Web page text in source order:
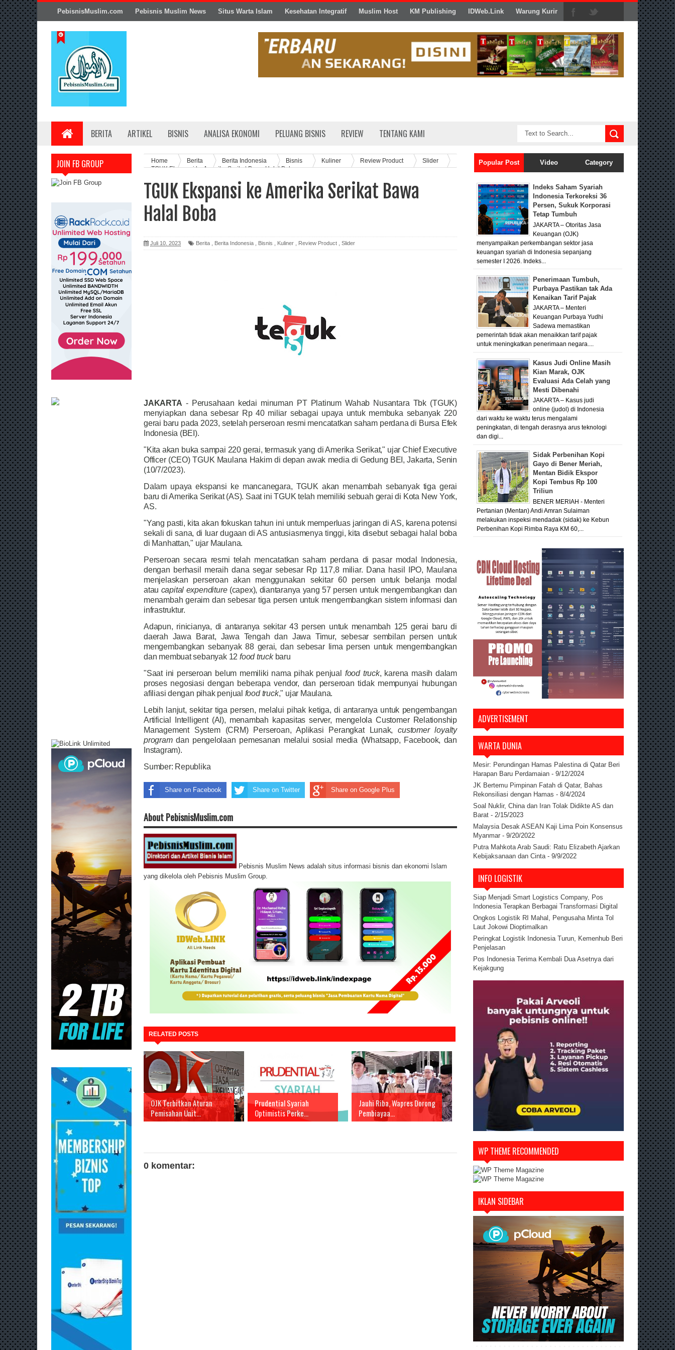
PebisnisMuslim.com Pebisnis Muslim News Situs Warta Islam Kesehatan Integratif Muslim Host KM Publishing IDWeb.Link Warung Kurir
BERITA ARTIKEL BISNIS ANALISA EKONOMI PELUANG BISNIS REVIEW TENTANG KAMI
JOIN FB GROUP Home Berita Berita Indonesia Bisnis Kuliner Review Product
Slider
TGUK Ekspansi ke Amerika Serikat Bawa Halal Boba
TGUK Ekspansi ke Amerika Serikat Bawa
Halal Boba
Juli 10, 2023 Berita Berita Indonesia Bisnis Kuliner Review Product Slider
JAKARTA - Perusahaan kedai minuman PT Platinum Wahab Nusantara Tbk (TGUK)
menyiapkan dana sebesar Rp 40 miliar sebagai upaya untuk membuka sebanyak 220
gerai baru pada 2023, setelah perseroan resmi mencatatkan saham perdana di Bursa Efek
Indonesia (BEI).
"Kita akan buka sampai 220 gerai, termasuk yang di Amerika Serikat," ujar Chief Executive
Officer (CEO) TGUK Maulana Hakim di depan awak media di Gedung BEI, Jakarta, Senin
(10/7/2023).
Dalam upaya ekspansi ke mancanegara, TGUK akan menambah sebanyak tiga gerai
baru di Amerika Serikat (AS). Saat ini TGUK telah memiliki sebuah gerai di Kota New York,
AS.
"Yang pasti, kita akan fokuskan tahun ini untuk memperluas jaringan di AS, karena potensi
sekali di sana, di luar dugaan di AS antusiasmenya tinggi, kita disebut sebagai halal boba
di Manhattan," ujar Maulana.
Perseroan secara resmi telah mencatatkan saham perdana di pasar modal Indonesia,
dengan berhasil meraih dana segar sebesar Rp 117,8 miliar. Dana hasil IPO, Maulana
menjelaskan perseroan akan menggunakan sekitar 60 persen untuk belanja modal
atau capital expenditure(capex), diantaranya yang 57 persen untuk mengembangkan dan
menambah geraim dan sebesar tiga persen untuk mengembangkan sistem informasi dan
infrastruktur.
Adapun, rinicianya, di antaranya sekitar 43 persen untuk menambah 125 gerai baru di
daerah Jawa Barat, Jawa Tengah dan Jawa Timur, sebesar sembilan persen untuk
mengembangkan sebanyak 88 gerai, dan sebesar lima persen untuk mengembangkan
dan membuat sebanyak 12 food truckbaru
"Saat ini perseroan belum memiliki nama pihak penjual food truck, karena masih dalam
proses negosiasi dengan beberapa vendor, dan perseroan tidak mempunyai hubungan
afiliasi dengan pihak penjual food truck," ujar Maulana.
Lebih lanjut, sekitar tiga persen, melalui pihak ketiga, di antaranya untuk pengembangan
Artificial Intelligent (AI), menambah kapasitas server, mengelola Customer Relationship
Management System (CRM) Perseroan, Aplikasi Perangkat Lunak,customer loyalty
programdan pengelolaan pemesanan melalui sosial media (Whatsapp, Facebook, dan
Instagram).
Sumber: Republika
Share on Facebook Share on Twitter Share on Google Plus
About PebisnisMuslim.com
Pebisnis Muslim News adalah situs informasi bisnis dan ekonomi Islam
yang dikelola oleh Pebisnis Muslim Group.
RELATED POSTS
OJK Terbitkan Aturan
Pemisahan Unit...
Prudential Syariah
Optimistis Perke...
Jauhi Riba, Wapres Dorong
Pembiayaa...
0 komentar:
Popular Post Video Category
Indeks Saham Syariah
Indonesia Terkoreksi 36
Persen, Sukuk Korporasi
Tetap Tumbuh
JAKARTA – Otoritas Jasa
Keuangan (OJK)
menyampaikan perkembangan sektor jasa
keuangan syariah di Indonesia sepanjang
semester I 2026. Indeks...
Penerimaan Tumbuh,
Purbaya Pastikan tak Ada
Kenaikan Tarif Pajak
JAKARTA – Menteri
Keuangan Purbaya Yudhi
Sadewa memastikan
pemerintah tidak akan menaikkan tarif pajak
untuk meningkatkan penerimaan negara....
Kasus Judi Online Masih
Kian Marak, OJK
Evaluasi Ada Celah yang
Mesti Dibenahi
JAKARTA – Kasus judi
online (judol) di Indonesia
dari waktu ke waktu terus mengalami
peningkatan, di tengah derasnya arus teknologi
dan digi...
Sidak Perbenihan Kopi
Gayo di Bener Meriah,
Mentan Bidik Ekspor
Kopi Tembus Rp 100
Triliun
BENER MERIAH - Menteri
Pertanian (Mentan) Andi Amran Sulaiman
melakukan inspeksi mendadak (sidak) ke Kebun
Perbenihan Kopi Rimba Raya KM 60,...
ADVERTISEMENT
WARTA DUNIA
Mesir: Perundingan Hamas Palestina di Qatar Beri
Harapan Baru Perdamaian - 9/12/2024
JK Bertemu Pimpinan Fatah di Qatar, Bahas
Rekonsiliasi dengan Hamas - 8/4/2024
Soal Nuklir, China dan Iran Tolak Didikte AS dan
Barat - 2/15/2023
Malaysia Desak ASEAN Kaji Lima Poin Konsensus
Myanmar - 9/20/2022
Putra Mahkota Arab Saudi: Ratu Elizabeth Ajarkan
Kebijaksanaan dan Cinta - 9/9/2022
INFO LOGISTIK
Siap Menjadi Smart Logistics Company, Pos
Indonesia Terapkan Berbagai Transformasi Digital
Ongkos Logistik RI Mahal, Pengusaha Minta Tol
Laut Jokowi Dioptimalkan
Peringkat Logistik Indonesia Turun, Kemenhub Beri
Penjelasan
Pos Indonesia Terima Kembali Dua Asetnya dari
Kejakgung
WP THEME RECOMMENDED
IKLAN SIDEBAR